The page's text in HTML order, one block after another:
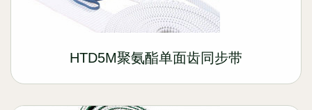
HTD5M聚氨酯单面齿同步带